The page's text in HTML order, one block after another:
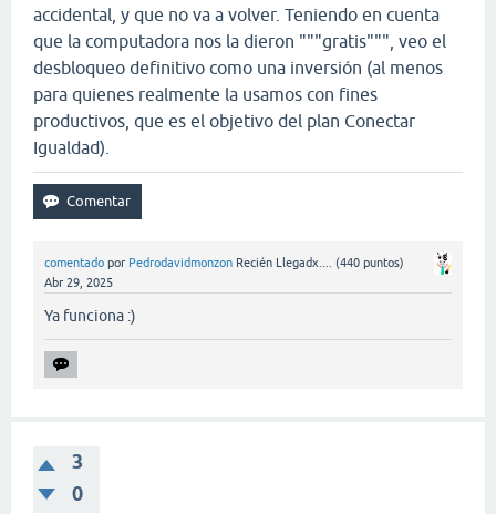
accidental, y que no va a volver. Teniendo en cuenta
que la computadora nos la dieron """gratis""", veo el
desbloqueo definitivo como una inversión (al menos
para quienes realmente la usamos con fines
productivos, que es el objetivo del plan Conectar
Igualdad).
comentado por Pedrodavidmonzon Recién Llegadx.... (440 puntos)
Abr 29, 2025
Ya funciona :)
3
0